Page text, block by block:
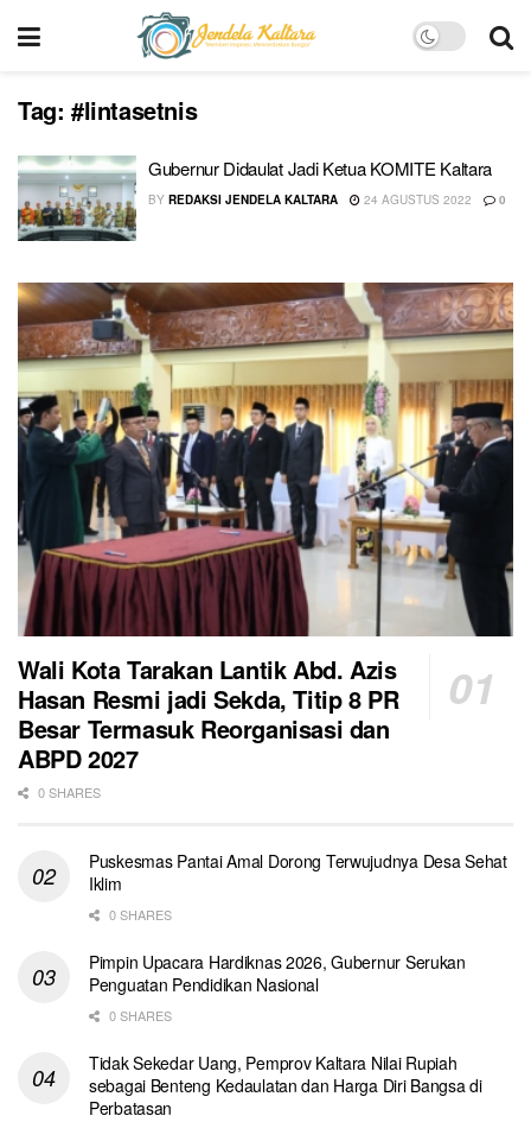
Tag: #lintasetnis
Gubernur Didaulat Jadi Ketua KOMITE Kaltara
BY REDAKSI JENDELA KALTARA 24 AGUSTUS 2022 0
Wali Kota Tarakan Lantik Abd. Azis
Hasan Resmi jadi Sekda, Titip 8 PR
Besar Termasuk Reorganisasi dan
ABPD 2027
0 SHARES
Puskesmas Pantai Amal Dorong Terwujudnya Desa Sehat
Iklim
0 SHARES
Pimpin Upacara Hardiknas 2026, Gubernur Serukan
Penguatan Pendidikan Nasional
0 SHARES
Tidak Sekedar Uang, Pemprov Kaltara Nilai Rupiah
sebagai Benteng Kedaulatan dan Harga Diri Bangsa di
Perbatasan